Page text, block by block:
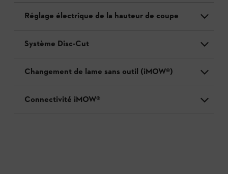
Réglage électrique de la hauteur de coupe
Système Disc-Cut
Changement de lame sans outil (iMOW®)
Connectivité iMOW®